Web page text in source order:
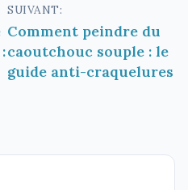
SUIVANT:
Comment peindre du
caoutchouc souple : le
guide anti-craquelures